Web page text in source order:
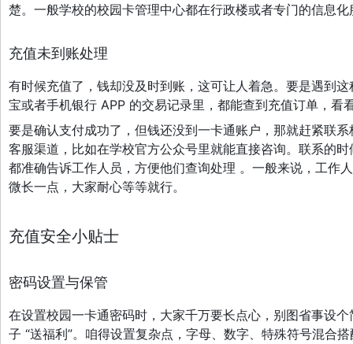
楚。一般学校的校园卡管理中心都在行政楼或者专门的信息
充值未到账处理
有时候充值了，钱却没及时到账，这可让人着急。要是遇到
宝或者手机银行 APP 的交易记录里，都能查到充值订单，看
要是确认支付成功了，但钱还没到一卡通账户，那就赶紧联
客服渠道，比如在学校官方公众号里就能直接咨询。联系的
都准确告诉工作人员，方便他们查询处理 。一般来说，工作
微长一点，大家耐心等等就行。
充值安全小贴士
密码设置与保管
在设置校园一卡通密码时，大家千万要长点心，别图省事设
子 “送福利”。咱得设置复杂点，字母、数字、特殊符号混合